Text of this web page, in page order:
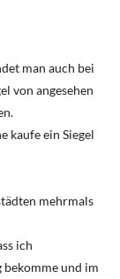
man auch bei
von angesehen
kaufe ein Siegel
mehrmals
ich
und im